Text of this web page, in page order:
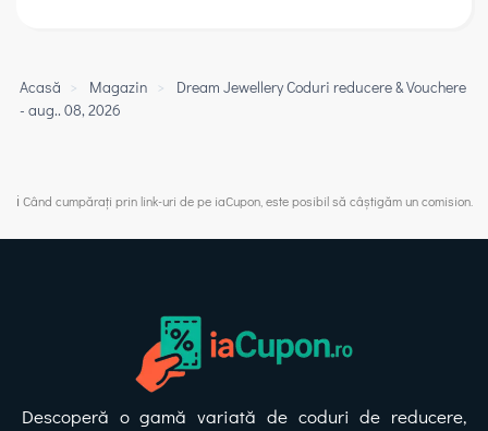
Acasă > Magazin >
Dream Jewellery Coduri reducere & Vouchere
- aug.. 08, 2026
ℹ️ Când cumpărați prin link-uri de pe iaCupon, este posibil să câștigăm un comision.
Descoperă o gamă variată de coduri de reducere,